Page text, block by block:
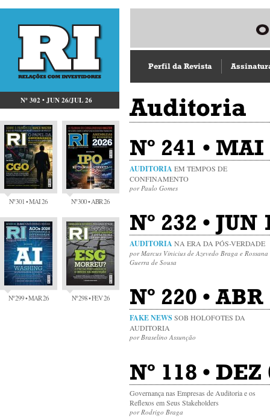
Nº 302 • JUN 26/JUL 26
Nº 301 • MAI 26 Nº 300 • ABR 26
Nº 299 • MAR 26 Nº 298 • FEV 26
Perfil da Revista
Auditoria
Nº 241 •
AUDITORIA EM TEMPOS DE
CONFINAMENTO
por Paulo Gomes
Nº 232 •
AUDITORIA NA ERA DA PÓS-VERDADE
por Marcus Vinicius de Azevedo Braga e Rossana
Guerra de Sousa
Nº 220 •
FAKE NEWS SOB HOLOFOTES DA
AUDITORIA
por Braselino Assunção
Nº 118 •
Governança nas Empresas de Auditoria e os
Reflexos em Seus Stakeholders
por Rodrigo Braga